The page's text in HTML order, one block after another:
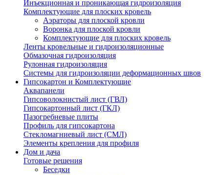
Инъекционная и проникающая гидроизоляция
Комплектующие для плоских кровель
Аэраторы для плоской кровли
Воронка для плоской кровли
Комплектующие для плоских кровель
Ленты кровельные и гидроизоляционные
Обмазочная гидроизоляция
Рулонная гидроизоляция
Системы для гидроизоляции деформационных швов
Гипсокартон и Комплектующие
Аквапанели
Гипсоволокнистый лист (ГВЛ)
Гипсокартонный лист (ГКЛ)
Пазогребневые плиты
Профиль для гипсокартона
Стекломагниевый лист (СМЛ)
Элементы крепления для профиля
Дом и дача
Готовые решения
Беседки